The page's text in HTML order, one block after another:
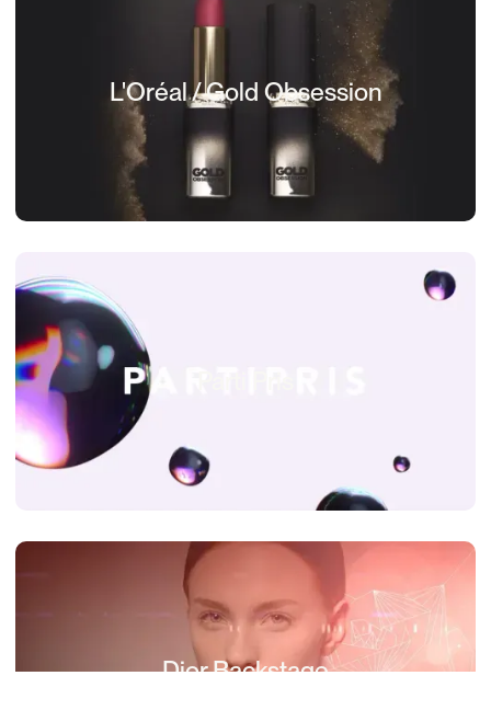
L'Oréal / Gold Obsession
Dior Backstage